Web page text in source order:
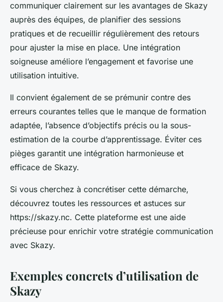
communiquer clairement sur les avantages de Skazy
auprès des équipes, de planifier des sessions
pratiques et de recueillir régulièrement des retours
pour ajuster la mise en place. Une intégration
soigneuse améliore l’engagement et favorise une
utilisation intuitive.
Il convient également de se prémunir contre des
erreurs courantes telles que le manque de formation
adaptée, l’absence d’objectifs précis ou la sous-
estimation de la courbe d’apprentissage. Éviter ces
pièges garantit une intégration harmonieuse et
efficace de Skazy.
Si vous cherchez à concrétiser cette démarche,
découvrez toutes les ressources et astuces sur
https://skazy.nc. Cette plateforme est une aide
précieuse pour enrichir votre stratégie communication
avec Skazy.
Exemples concrets d’utilisation de
Skazy